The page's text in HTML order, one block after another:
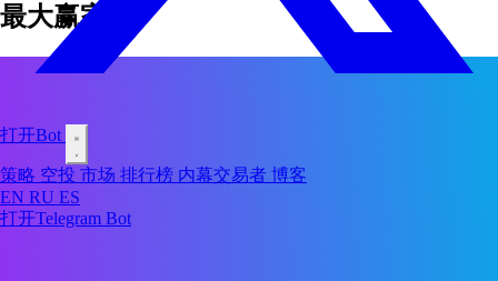
打开Bot
策略 空投 市场 排行榜 内幕交易者 博客
EN RU ES
打开Telegram Bot
最大赢家